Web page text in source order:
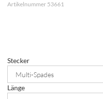
Artikelnummer 53661
Stecker
Länge